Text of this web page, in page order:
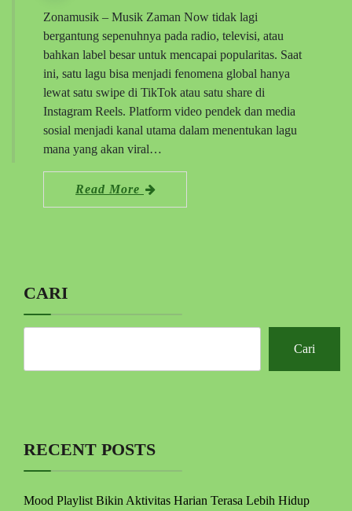
Zonamusik – Musik Zaman Now tidak lagi
bergantung sepenuhnya pada radio, televisi, atau
bahkan label besar untuk mencapai popularitas. Saat
ini, satu lagu bisa menjadi fenomena global hanya
lewat satu swipe di TikTok atau satu share di
Instagram Reels. Platform video pendek dan media
sosial menjadi kanal utama dalam menentukan lagu
mana yang akan viral…
Read More
CARI
Cari
RECENT POSTS
Mood Playlist Bikin Aktivitas Harian Terasa Lebih Hidup